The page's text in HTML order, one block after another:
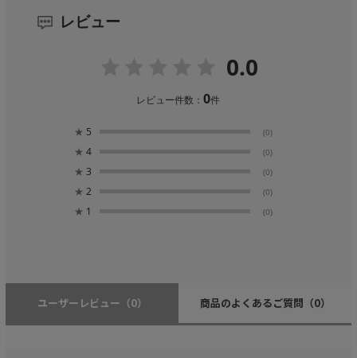
レビュー
0.0
レビュー件数：0件
★ 5 (0)
★ 4 (0)
★ 3 (0)
★ 2 (0)
★ 1 (0)
ユーザーレビュー （0） 商品のよくあるご質問 （0）